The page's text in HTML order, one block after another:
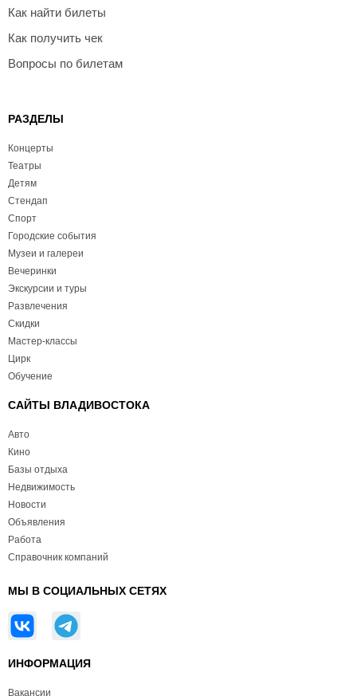
Как найти билеты
Как получить чек
Вопросы по билетам
РАЗДЕЛЫ
Концерты
Театры
Детям
Стендап
Спорт
Городские события
Музеи и галереи
Вечеринки
Экскурсии и туры
Развлечения
Скидки
Мастер-классы
Цирк
Обучение
САЙТЫ ВЛАДИВОСТОКА
Авто
Кино
Базы отдыха
Недвижимость
Новости
Объявления
Работа
Справочник компаний
МЫ В СОЦИАЛЬНЫХ СЕТЯХ
ИНФОРМАЦИЯ
Вакансии